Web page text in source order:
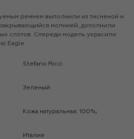
ремнем выполнили из тисненой и
молнией, дополнили
слотов. Спереди модель украсили
Eagle.
Stefano Ricci
Зеленый
Кожа натуральная: 100%;
Италия